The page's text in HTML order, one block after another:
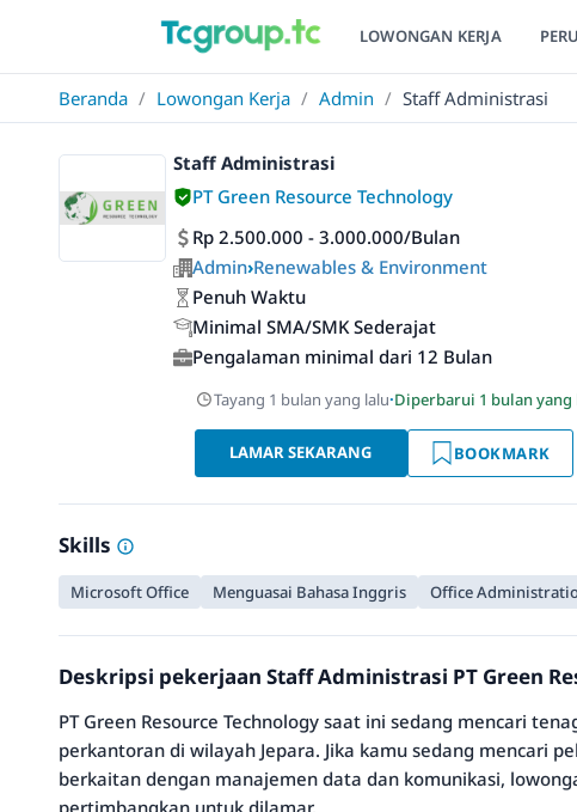
LOWONGAN KERJA
Beranda / Lowongan Kerja / Admin / Staff Administrasi
Staff Administrasi
PT Green Resource Technology
Rp 2.500.000 - 3.000.000/Bulan
Admin›Renewables & Environment
Penuh Waktu
Minimal SMA/SMK Sederajat
Pengalaman minimal dari 12 Bulan
Tayang 1 bulan yang lalu·Diperbarui 1 bulan yang
LAMAR SEKARANG BOOKMARK
Skills
Microsoft Office Menguasai Bahasa Inggris Office
Deskripsi pekerjaan Staff Administrasi PT Green
PT Green Resource Technology saat ini sedang mencari
perkantoran di wilayah Jepara. Jika kamu sedang mencari
berkaitan dengan manajemen data dan komunikasi,
pertimbangkan untuk dilamar.